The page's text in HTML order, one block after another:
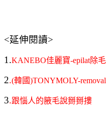
<延伸閱讀>
1.KANEBO佳麗寶-epilat除
2.(韓國)TONYMOLY-
3.跟惱人的腋毛說掰掰摟